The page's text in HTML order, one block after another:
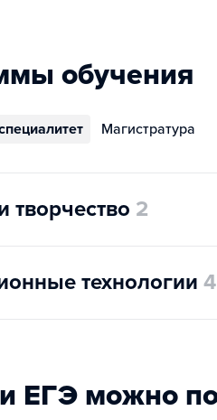
обучения
Магистратура
творчество 2
технологии 4
ЕГЭ можно